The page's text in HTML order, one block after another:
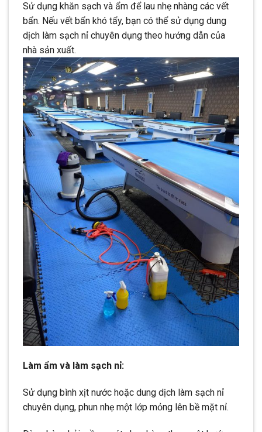
Sử dụng khăn sạch và ẩm để lau nhẹ nhàng các vết
bẩn. Nếu vết bẩn khó tẩy, bạn có thể sử dụng dung
dịch làm sạch nỉ chuyên dụng theo hướng dẫn của
nhà sản xuất.
Làm ẩm và làm sạch nỉ:
Sử dụng bình xịt nước hoặc dung dịch làm sạch nỉ
chuyên dụng, phun nhẹ một lớp mỏng lên bề mặt nỉ.